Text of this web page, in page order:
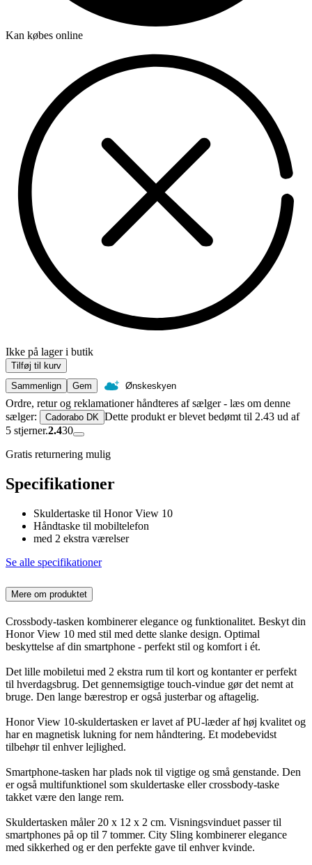
Kan købes online
Ikke på lager i butik
Tilføj til kurv
Sammenlign
Gem Ønskeskyen
Ordre, retur og reklamationer håndteres af sælger - læs om denne
sælger:
Cadorabo DK Dette produkt er blevet bedømt til 2.43 ud af
5 stjerner.2.430
Gratis returnering mulig
Specifikationer
Skuldertaske til Honor View 10
Håndtaske til mobiltelefon
med 2 ekstra værelser
Se alle specifikationer
Mere om produktet
Crossbody-tasken kombinerer elegance og funktionalitet. Beskyt din
Honor View 10 med stil med dette slanke design. Optimal
beskyttelse af din smartphone - perfekt stil og komfort i ét.
Det lille mobiletui med 2 ekstra rum til kort og kontanter er perfekt
til hverdagsbrug. Det gennemsigtige touch-vindue gør det nemt at
bruge. Den lange bærestrop er også justerbar og aftagelig.
Honor View 10-skuldertasken er lavet af PU-læder af høj kvalitet og
har en magnetisk lukning for nem håndtering. Et modebevidst
tilbehør til enhver lejlighed.
Smartphone-tasken har plads nok til vigtige og små genstande. Den
er også multifunktionel som skuldertaske eller crossbody-taske
takket være den lange rem.
Skuldertasken måler 20 x 12 x 2 cm. Visningsvinduet passer til
smartphones på op til 7 tommer. City Sling kombinerer elegance
med sikkerhed og er den perfekte gave til enhver kvinde.